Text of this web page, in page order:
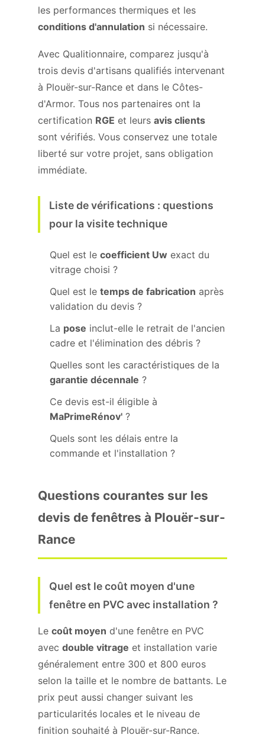
les performances thermiques et les
conditions d'annulation si nécessaire.
Avec Qualitionnaire, comparez jusqu'à
trois devis d'artisans qualifiés intervenant
à Plouër-sur-Rance et dans le Côtes-
d'Armor. Tous nos partenaires ont la
certification RGE et leurs avis clients
sont vérifiés. Vous conservez une totale
liberté sur votre projet, sans obligation
immédiate.
Liste de vérifications : questions
pour la visite technique
Quel est le coefficient Uw exact du
vitrage choisi ?
Quel est le temps de fabrication après
validation du devis ?
La pose inclut-elle le retrait de l'ancien
cadre et l'élimination des débris ?
Quelles sont les caractéristiques de la
garantie décennale ?
Ce devis est-il éligible à
MaPrimeRénov' ?
Quels sont les délais entre la
commande et l'installation ?
Questions courantes sur les
devis de fenêtres à Plouër-sur-
Rance
Quel est le coût moyen d'une
fenêtre en PVC avec installation ?
Le coût moyen d'une fenêtre en PVC
avec double vitrage et installation varie
généralement entre 300 et 800 euros
selon la taille et le nombre de battants. Le
prix peut aussi changer suivant les
particularités locales et le niveau de
finition souhaité à Plouër-sur-Rance.